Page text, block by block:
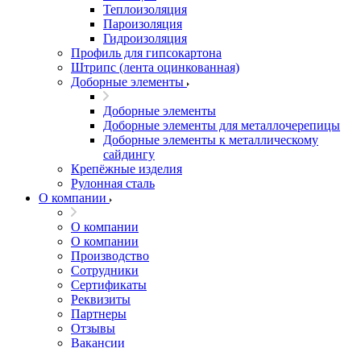
Теплоизоляция
Пароизоляция
Гидроизоляция
Профиль для гипсокартона
Штрипс (лента оцинкованная)
Доборные элементы
Доборные элементы
Доборные элементы для металлочерепицы
Доборные элементы к металлическому
сайдингу
Крепёжные изделия
Рулонная сталь
О компании
О компании
О компании
Производство
Сотрудники
Сертификаты
Реквизиты
Партнеры
Отзывы
Вакансии